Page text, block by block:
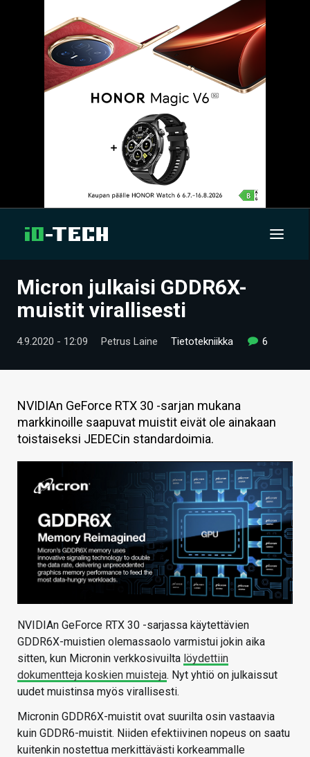
UUTISET
TIETOA
HINTA.FI
HAKU
Micron julkaisi GDDR6X-
muistit virallisesti
4.9.2020 - 12:09 Petrus Laine Tietotekniikka 6
NVIDIAn GeForce RTX 30 -sarjan mukana
markkinoille saapuvat muistit eivät ole ainakaan
toistaiseksi JEDECin standardoimia.
NVIDIAn GeForce RTX 30 -sarjassa käytettävien
GDDR6X-muistien olemassaolo varmistui jokin aika
sitten, kun Micronin verkkosivuilta löydettiin
dokumentteja koskien muisteja. Nyt yhtiö on julkaissut
uudet muistinsa myös virallisesti.
Micronin GDDR6X-muistit ovat suurilta osin vastaavia
kuin GDDR6-muistit. Niiden efektiivinen nopeus on saatu
kuitenkin nostettua merkittävästi korkeammalle